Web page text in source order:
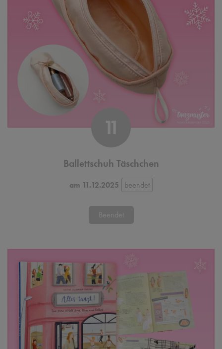
11
Ballettschuh Täschchen
am 11.12.2025
Beendet